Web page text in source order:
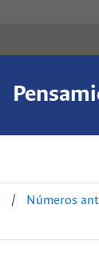
/ Números